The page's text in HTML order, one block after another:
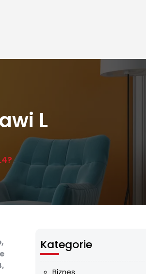
L
Kategorie
Biznes